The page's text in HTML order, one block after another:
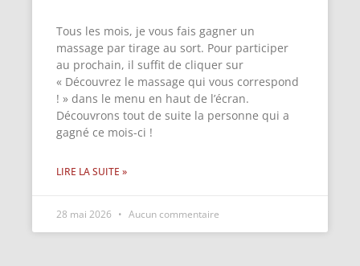
Tous les mois, je vous fais gagner un
massage par tirage au sort. Pour participer
au prochain, il suffit de cliquer sur
« Découvrez le massage qui vous correspond
! » dans le menu en haut de l’écran.
Découvrons tout de suite la personne qui a
gagné ce mois-ci !
LIRE LA SUITE »
28 mai 2026 Aucun commentaire